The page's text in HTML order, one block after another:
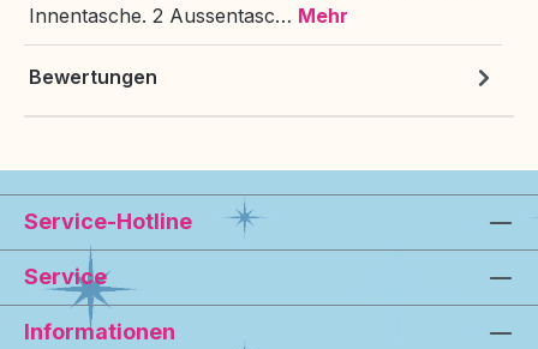
Innentasche. 2 Aussentasc… Mehr
Bewertungen
Service-Hotline
Service
Informationen